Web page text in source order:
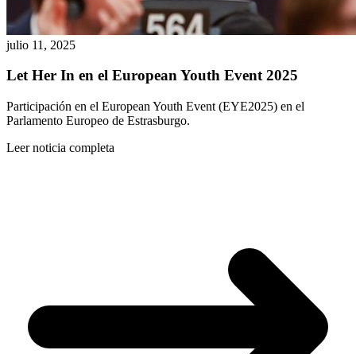
julio 11, 2025
Let Her In en el European Youth Event 2025
Participación en el European Youth Event (EYE2025) en el
Parlamento Europeo de Estrasburgo.
Leer noticia completa